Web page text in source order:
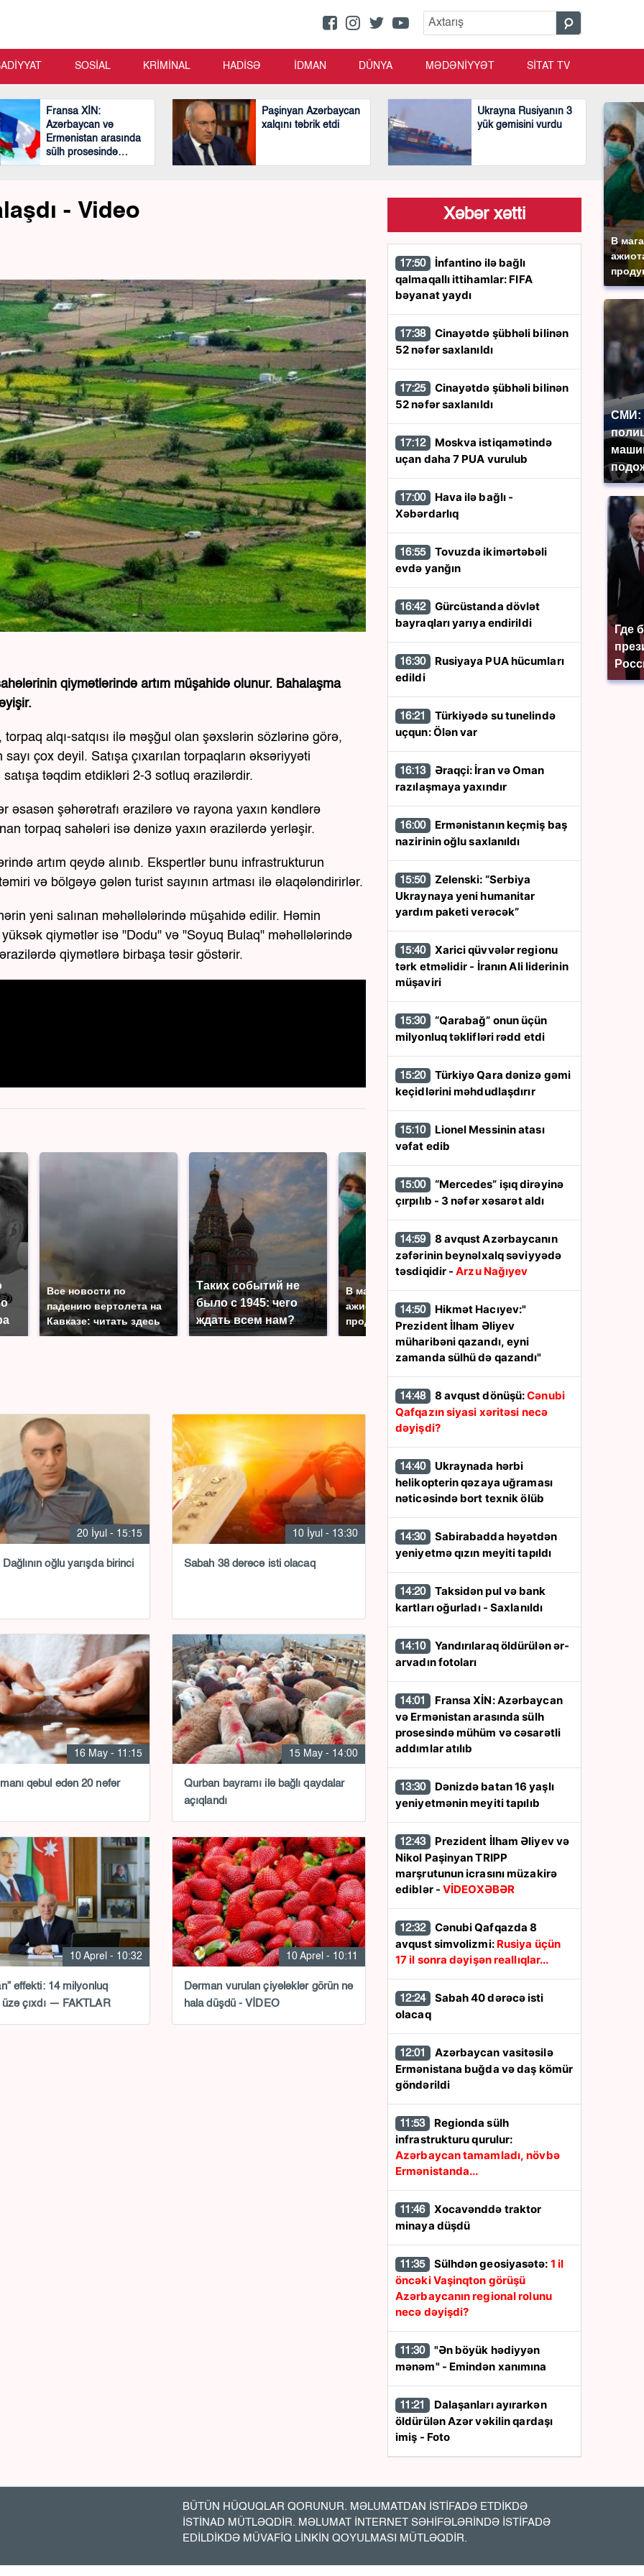
В
СМИ:
Где
SOSİAL KRİMİNAL HADİSƏ İDMAN DÜNYA MƏDƏNİYYƏT SİTAT TV
Fransa XİN:
Azərbaycan və
Ermənistan arasında
sülh prosesində
mühüm və cəsarətli
Paşinyan Azərbaycan
xalqını təbrik etdi
Ukrayna Rusiyanın 3
yük gəmisini vurdu
- Video
qiymətlərində artım müşahidə olunur. Bahalaşma
alqı-satqısı ilə məşğul olan şəxslərin sözlərinə görə,
çox deyil. Satışa çıxarılan torpaqların əksəriyyəti
təqdim etdikləri 2-3 sotluq ərazilərdir.
əsasən şəhərətrafı ərazilərə və rayona yaxın kəndlərə
torpaq sahələri isə dənizə yaxın ərazilərdə yerləşir.
artım qeydə alınıb. Ekspertlər bunu infrastrukturun
və bölgəyə gələn turist sayının artması ilə əlaqələndirirlər.
yeni salınan məhəllələrində müşahidə edilir. Həmin
qiymətlər isə "Dodu" və "Soyuq Bulaq" məhəllələrində
qiymətlərə birbaşa təsir göstərir.
Все новости по
падению вертолета на
Кавказе: читать здесь
Таких событий не
было с 1945: чего
ждать всем нам?
В магазинах России
ажиотаж из-за этого
продукта: что купить?
СМИ: В Химках на
машину напали и
20 İyul - 15:15
oğlu yarışda birinci
10 İyul - 13:30
Sabah 38 dərəcə isti olacaq
16 May - 11:15
qəbul edən 20 nəfər
15 May - 14:00
Qurban bayramı ilə bağlı qaydalar
açıqlandı
10 Aprel - 10:32
effekti: 14 milyonluq
çıxdı — FAKTLAR
10 Aprel - 10:11
Dərman vurulan çiyələklər görün nə
hala düşdü - VİDEO
Xəbər xətti
17:50
qalmaqallı ittihamlar: FIFA
bəyanat yaydı
17:38
52 nəfər saxlanıldı
17:25
52 nəfər saxlanıldı
17:12
uçan daha 7 PUA vurulub
17:00
Xəbərdarlıq
16:55
evdə yanğın
16:42
bayraqları yarıya endirildi
16:30
edildi
16:21
uçqun: Ölən var
16:13
razılaşmaya yaxındır
16:00
nazirinin oğlu saxlanıldı
15:50
Ukraynaya yeni humanitar
yardım paketi verəcək”
15:40
tərk etməlidir - İranın Ali liderinin
müşaviri
15:30
milyonluq təklifləri rədd etdi
15:20
keçidlərini məhdudlaşdırır
15:10
vəfat edib
15:00
çırpılıb - 3 nəfər xəsarət aldı
14:59
zəfərinin beynəlxalq səviyyədə
təsdiqidir -Arzu Nağıyev
14:50
Prezident İlham Əliyev
müharibəni qazandı, eyni
zamanda sülhü də qazandı"
14:48 8 avqust dönüşü:Cənubi
Qafqazın siyasi xəritəsi necə
dəyişdi?
14:40
helikopterin qəzaya uğraması
nəticəsində bort texnik ölüb
14:30
yeniyetmə qızın meyiti tapıldı
14:20
kartları oğurladı - Saxlanıldı
14:10
arvadın fotoları
14:01
və Ermənistan arasında sülh
prosesində mühüm və cəsarətli
addımlar atılıb
13:30
yeniyetmənin meyiti tapılıb
12:43
Nikol Paşinyan TRIPP
marşrutunun icrasını müzakirə
ediblər - VİDEOXƏBƏR
12:32
avqust simvolizmi: Rusiya üçün
17 il sonra dəyişən reallıqlar...
12:24
olacaq
12:01
Ermənistana buğda və daş kömür
göndərildi
11:53
infrastrukturu qurulur:
Azərbaycan tamamladı, növbə
Ermənistanda...
11:46
minaya düşdü
11:35 Sülhdən geosiyasətə: 1 il
öncəki Vaşinqton görüşü
Azərbaycanın regional rolunu
necə dəyişdi?
11:30
mənəm" - Emindən xanımına
11:21
öldürülən Azər vəkilin qardaşı
imiş - Foto
ABŞ -Azərbaycan iqtisadi
əlaqələrində yeni mərhələ:7,5
milyard dollarlıq sazişlər nə vəd
edir?
BÜTÜN HÜQUQLAR QORUNUR. MƏLUMATDAN İSTİFADƏ ETDİKDƏ
İSTİNAD MÜTLƏQDİR. MƏLUMAT İNTERNET SƏHİFƏLƏRİNDƏ İSTİFADƏ
EDİLDİKDƏ MÜVAFİQ LİNKİN QOYULMASI MÜTLƏQDİR.